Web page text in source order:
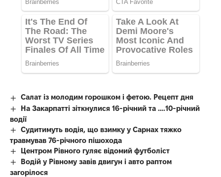
Салат із молодим горошком і фетою. Рецепт дня
На Закарпатті зіткнулися 16-річний та ….10-річний
водії
Судитимуть водія, що взимку у Сарнах тяжко
травмував 76-річного пішохода
Центром Рівного гуляє відомий футболіст
Водій у Рівному завів двигун і авто раптом
загорілося